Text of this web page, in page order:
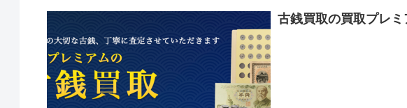
古銭買取の買取プレミ